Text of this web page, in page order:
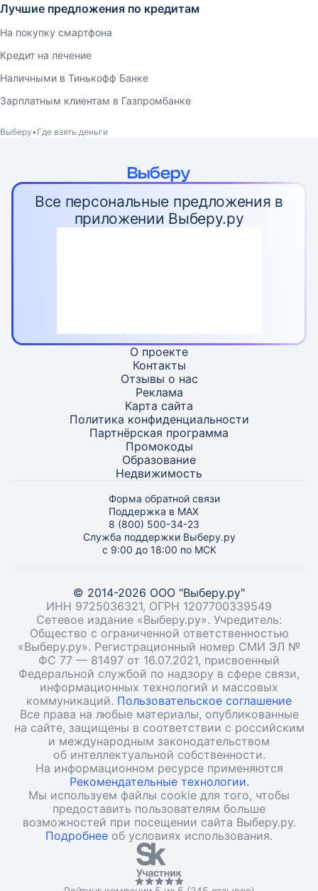
Лучшие предложения по кредитам
На покупку смартфона
Кредит на лечение
Наличными в Тинькофф Банке
Зарплатным клиентам в Газпромбанке
Выберу Где взять деньги
Все персональные предложения в
приложении Выберу.ру
О проекте
Контакты
Отзывы о нас
Реклама
Карта сайта
Политика конфиденциальности
Партнёрская программа
Промокоды
Образование
Недвижимость
Форма обратной связи
Поддержка в MAX
8 (800) 500-34-23
Служба поддержки Выберу.ру
с 9:00 до 18:00 по МСК
© 2014-2026 ООО "Выберу.ру"
ИНН 9725036321, ОГРН 1207700339549
Сетевое издание «Выберу.ру». Учредитель:
Общество с ограниченной ответственностью
«Выберу.ру». Регистрационный номер СМИ ЭЛ №
ФС 77 — 81497 от 16.07.2021, присвоенный
Федеральной службой по надзору в сфере связи,
информационных технологий и массовых
коммуникаций. Пользовательское соглашение
Все права на любые материалы, опубликованные
на сайте, защищены в соответствии с российским
и международным законодательством
об интеллектуальной собственности.
На информационном ресурсе применяются
Рекомендательные технологии.
Мы используем файлы cookie для того, чтобы
предоставить пользователям больше
возможностей при посещении сайта Выберу.ру.
Подробнее об условиях использования.